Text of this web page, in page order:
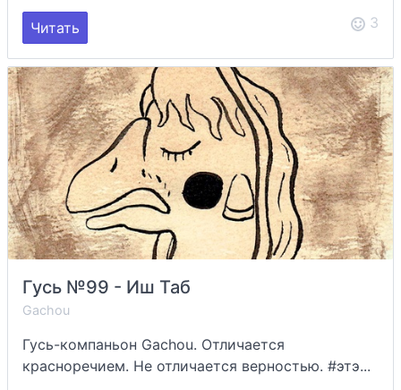
Читать 3
Гусь №99 - Иш Таб
Gachou
Гусь-компаньон Gachou. Отличается
красноречием. Не отличается верностью. #этэ...